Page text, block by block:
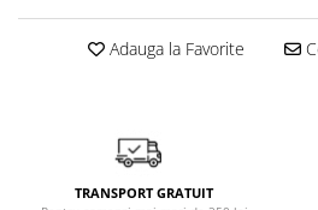
Solutie de indepartat rugina si
Tratament pentru par, conditioner
pentru par, masca de par
Adauga la Favorite
TRANSPORT GRATUIT